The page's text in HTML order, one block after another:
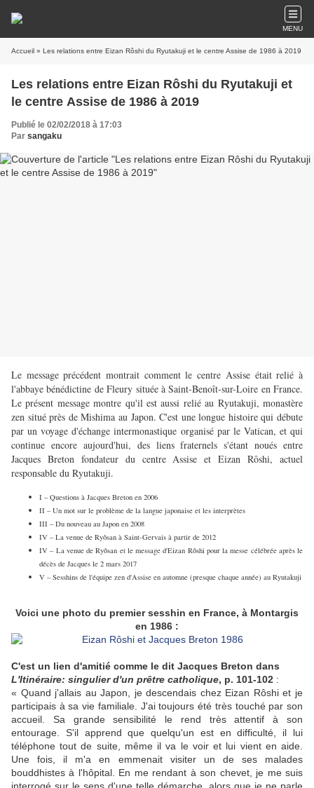
MENU
Accueil » Les relations entre Eizan Rôshi du Ryutakuji et le centre Assise de 1986 à 2019
Les relations entre Eizan Rôshi du Ryutakuji et
le centre Assise de 1986 à 2019
Publié le 02/02/2018 à 17:03
Par sangaku
Le message précédent montrait comment le centre Assise était relié à
l'abbaye bénédictine de Fleury située à Saint-Benoît-sur-Loire en France.
Le présent message montre qu'il est aussi relié au Ryutakuji, monastère
zen situé près de Mishima au Japon. C'est une longue histoire qui débute
par un voyage d'échange intermonastique organisé par le Vatican, et qui
continue encore aujourd'hui, des liens fraternels s'étant noués entre
Jacques Breton fondateur du centre Assise et Eizan Rôshi, actuel
responsable du Ryutakuji.
I – Questions à Jacques Breton en 2006
II – Un mot sur le problème de la langue japonaise et les interprètes
III – Du nouveau au Japon en 2008
IV – La venue de Ryôsan à Saint-Gervais à partir de 2012
IV – La venue de Ryôsan et le message d'Eizan Rôshi pour la messe célébrée après le
décès de Jacques le 2 mars 2017
V – Sesshins de l'équipe zen d'Assise en automne (presque chaque année) au Ryutakuji
Voici une photo du premier sesshin en France, à Montargis
en 1986 :
C'est un lien d'amitié comme le dit Jacques Breton dans
L'Itinéraire: singulier d'un prêtre catholique, p. 101-102 :
« Quand j'allais au Japon, je descendais chez Eizan Rôshi et je
participais à sa vie familiale. J'ai toujours été très touché par son
accueil. Sa grande sensibilité le rend très attentif à son
entourage. S'il apprend que quelqu'un est en difficulté, il lui
téléphone tout de suite, même il va le voir et lui vient en aide.
Une fois, il m'a en emmenait visiter un de ses malades
bouddhistes à l'hôpital. En me rendant à son chevet, je me suis